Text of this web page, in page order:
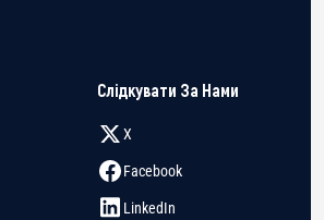
Слідкувати За Нами
X
Facebook
LinkedIn